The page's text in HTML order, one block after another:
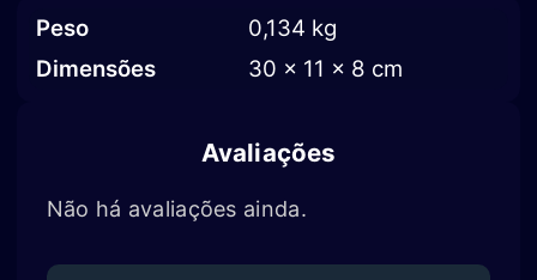
Peso
0,134 kg
Dimensões
30 × 11 × 8 cm
Avaliações
Não há avaliações ainda.